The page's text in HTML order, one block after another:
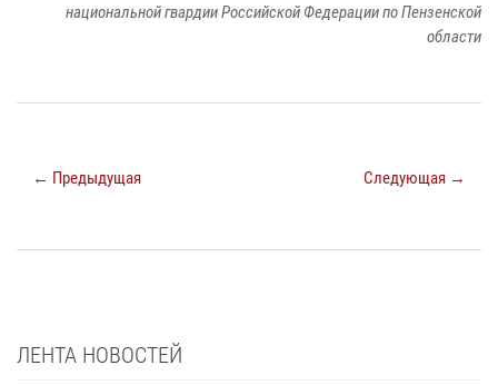
национальной гвардии Российской Федерации по Пензенской
области
← Предыдущая Следующая →
ЛЕНТА НОВОСТЕЙ